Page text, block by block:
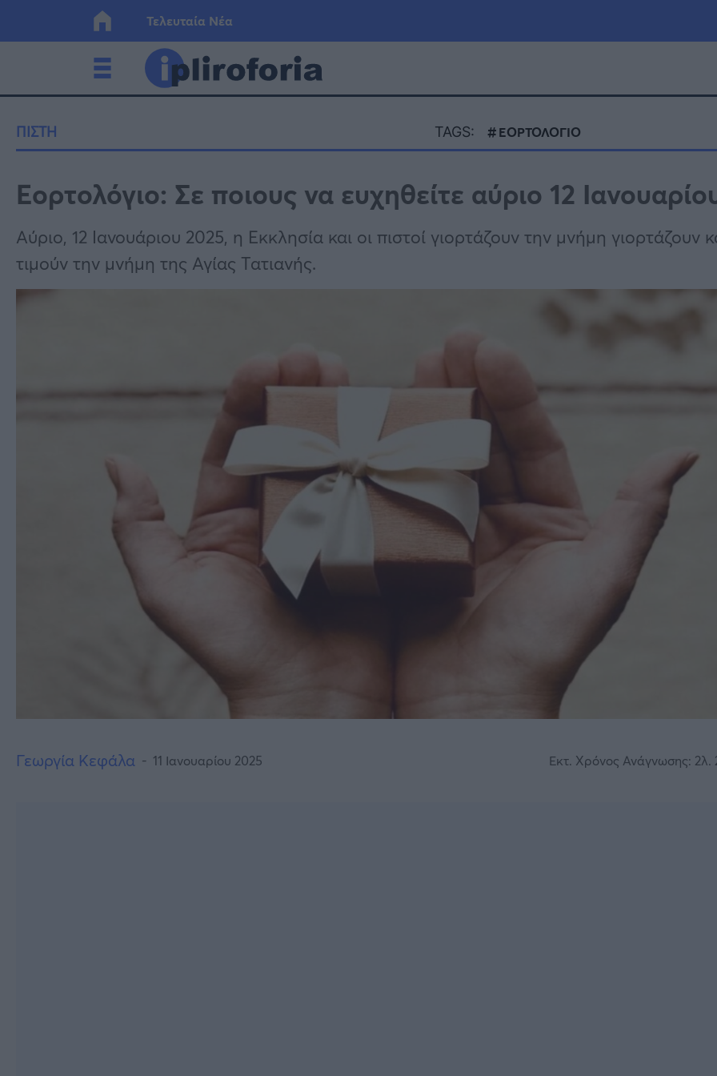
Τελευταία Νέα
Πολιτική
Κόσμος Lifestyle
Αθλητικά
Υγεία
Γυναίκα Καιρός
ΠΙΣΤΗ TAGS: ΕΟΡΤΟΛΟΓΙΟ
Εορτολόγιο: Σε ποιους να ευχηθείτε αύριο 12
Αύριο, 12 Ιανουάριου 2025, η Εκκλησία και οι πιστοί γιορτάζουν την μνήμη γιορτάζουν
τιμούν την μνήμη της Αγίας Τατιανής.
Γεωργία Κεφάλα 11 Ιανουαρίου 2025 Εκτ. Χρόνος Ανάγνωσης: 2λ.